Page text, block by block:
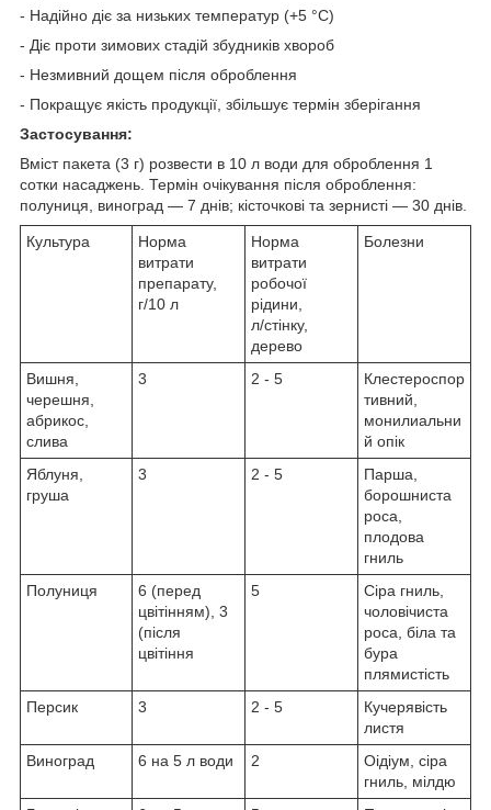
- Надійно діє за низьких температур (+5 °C)
- Діє проти зимових стадій збудників хвороб
- Незмивний дощем після оброблення
- Покращує якість продукції, збільшує термін зберігання
Застосування:
Вміст пакета (3 г) розвести в 10 л води для оброблення 1
сотки насаджень. Термін очікування після оброблення:
полуниця, виноград — 7 днів; кісточкові та зернисті — 30 днів.
Культура
Норма
витрати
препарату,
г/10 л
Норма
витрати
робочої
рідини,
л/стінку,
дерево
Болезни
Вишня,
черешня,
абрикос,
слива
3 2 - 5
Клестероспор
тивний,
монилиальни
й опік
Яблуня,
груша
3 2 - 5
Парша,
борошниста
роса,
плодова
гниль
Полуниця
6 (перед
цвітінням), 3
(після
цвітіння
5
Сіра гниль,
чоловічиста
роса, біла та
бура
плямистість
Персик
3 2 - 5
Кучерявість
листя
Виноград
6 на 5 л води 2
Оідіум, сіра
гниль, мілдю